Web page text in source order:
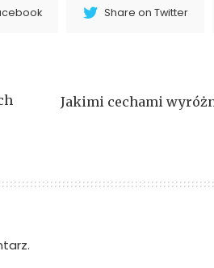
Share on Twitter
Jakimi cechami